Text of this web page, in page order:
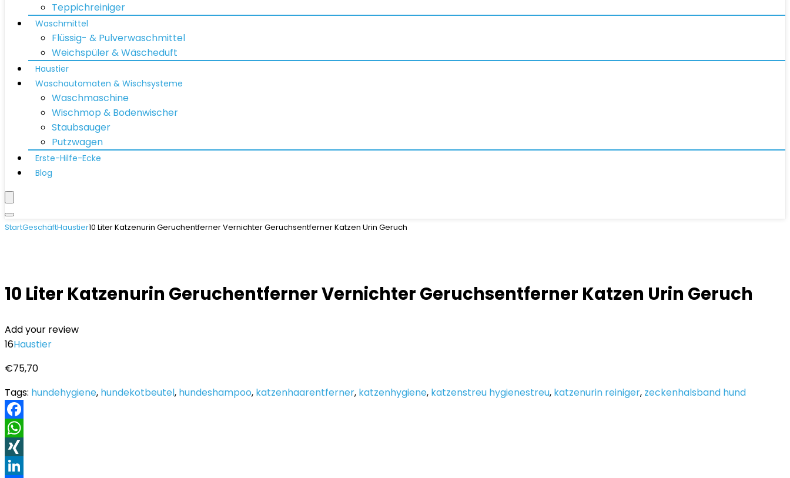
Teppichreiniger
Waschmittel
Flüssig- & Pulverwaschmittel
Weichspüler & Wäscheduft
Haustier
Waschautomaten & Wischsysteme
Waschmaschine
Wischmop & Bodenwischer
Staubsauger
Putzwagen
Erste-Hilfe-Ecke
Blog
StartGeschäftHaustier10 Liter Katzenurin Geruchentferner Vernichter Geruchsentferner Katzen Urin Geruch
10 Liter Katzenurin Geruchentferner Vernichter Geruchsentferner Katzen Urin Geruch
Add your review
16Haustier
€75,70
Tags: hundehygiene, hundekotbeutel, hundeshampoo, katzenhaarentferner, katzenhygiene, katzenstreu hygienestreu, katzenurin reiniger, zeckenhalsband hund
Facebook
WhatsApp
XING